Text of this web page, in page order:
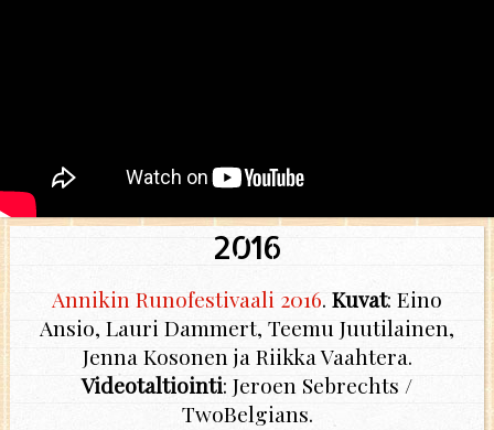
2016
Annikin Runofestivaali 2016. Kuvat: Eino
Ansio, Lauri Dammert, Teemu Juutilainen,
Jenna Kosonen ja Riikka Vaahtera.
Videotaltiointi: Jeroen Sebrechts /
TwoBelgians.